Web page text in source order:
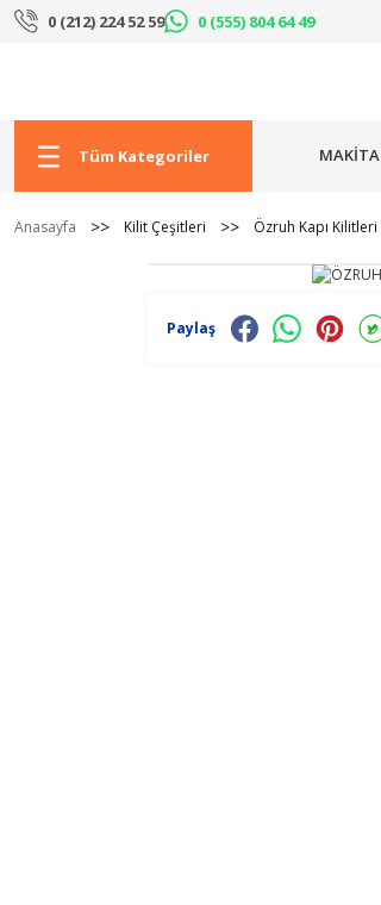
0 (212) 224 52 59 0 (555) 804 64 49
Tüm Kategoriler MAKİTA
Anasayfa Kilit Çeşitleri Özruh Kapı Kilitleri
Paylaş